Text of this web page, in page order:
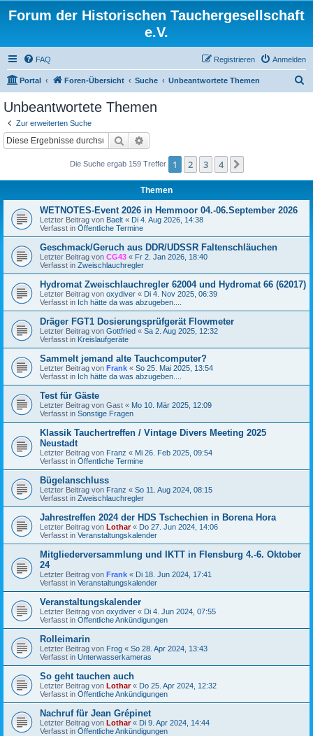
Forum der Historischen Tauchergesellschaft
e.V.
FAQ Anmelden
Registrieren
Portal Foren-Übersicht Suche Unbeantwortete Themen
Unbeantwortete Themen
Zur erweiterten Suche
Suche
Die Suche ergab 159 Treffer 1 2 3 4
Themen
WETNOTES-Event 2026 in Hemmoor 04.-06.September 2026
Letzter Beitrag von Baelt « Di 4. Aug 2026, 14:38
Verfasst in Öffentliche Termine
Geschmack/Geruch aus DDR/UDSSR Faltenschläuchen
Letzter Beitrag von CG43 « Fr 2. Jan 2026, 18:40
Verfasst in Zweischlauchregler
Hydromat Zweischlauchregler 62004 und Hydromat 66 (62017)
Letzter Beitrag von oxydiver « Di 4. Nov 2025, 06:39
Verfasst in Ich hätte da was abzugeben....
Dräger FGT1 Dosierungsprüfgerät Flowmeter
Letzter Beitrag von Gottfried « Sa 2. Aug 2025, 12:32
Verfasst in Kreislaufgeräte
Sammelt jemand alte Tauchcomputer?
Letzter Beitrag von Frank « So 25. Mai 2025, 13:54
Verfasst in Ich hätte da was abzugeben....
Test für Gäste
Letzter Beitrag von Gast « Mo 10. Mär 2025, 12:09
Verfasst in Sonstige Fragen
Klassik Tauchertreffen / Vintage Divers Meeting 2025
Neustadt
Letzter Beitrag von Franz « Mi 26. Feb 2025, 09:54
Verfasst in Öffentliche Termine
Bügelanschluss
Letzter Beitrag von Franz « So 11. Aug 2024, 08:15
Verfasst in Zweischlauchregler
Jahrestreffen 2024 der HDS Tschechien in Borena Hora
Letzter Beitrag von Lothar« Do 27. Jun 2024, 14:06
Verfasst in Veranstaltungskalender
Mitgliederversammlung und IKTT in Flensburg 4.-6. Oktober
24
Letzter Beitrag von Frank « Di 18. Jun 2024, 17:41
Verfasst in Veranstaltungskalender
Veranstaltungskalender
Letzter Beitrag von oxydiver « Di 4. Jun 2024, 07:55
Verfasst in Öffentliche Ankündigungen
Rolleimarin
Letzter Beitrag von Frog « So 28. Apr 2024, 13:43
Verfasst in Unterwasserkameras
So geht tauchen auch
Letzter Beitrag von Lothar« Do 25. Apr 2024, 12:32
Verfasst in Öffentliche Ankündigungen
Nachruf für Jean Grépinet
Letzter Beitrag von Lothar« Di 9. Apr 2024, 14:44
Verfasst in Öffentliche Ankündigungen